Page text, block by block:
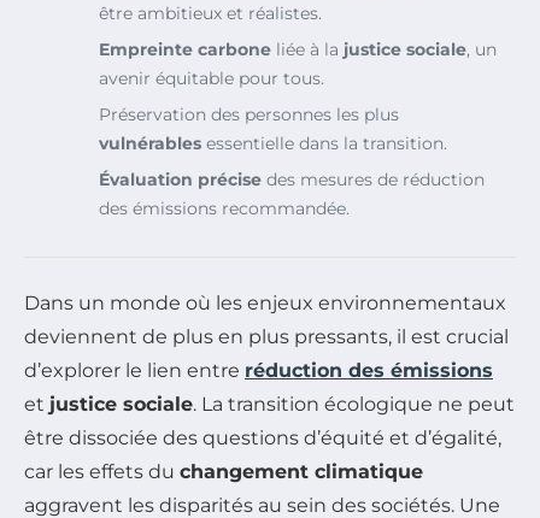
être ambitieux et réalistes.
Empreinte carbone liée à la justice sociale, un
avenir équitable pour tous.
Préservation des personnes les plus
vulnérables essentielle dans la transition.
Évaluation précise des mesures de réduction
des émissions recommandée.
Dans un monde où les enjeux environnementaux
deviennent de plus en plus pressants, il est crucial
d’explorer le lien entre réduction des émissions
et justice sociale. La transition écologique ne peut
être dissociée des questions d’équité et d’égalité,
car les effets du changement climatique
aggravent les disparités au sein des sociétés. Une